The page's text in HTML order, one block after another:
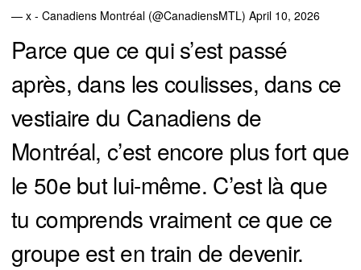
— x - Canadiens Montréal (@CanadiensMTL) April 10, 2026
Parce que ce qui s’est passé
après, dans les coulisses, dans ce
vestiaire du Canadiens de
Montréal, c’est encore plus fort que
le 50e but lui-même. C’est là que
tu comprends vraiment ce que ce
groupe est en train de devenir.